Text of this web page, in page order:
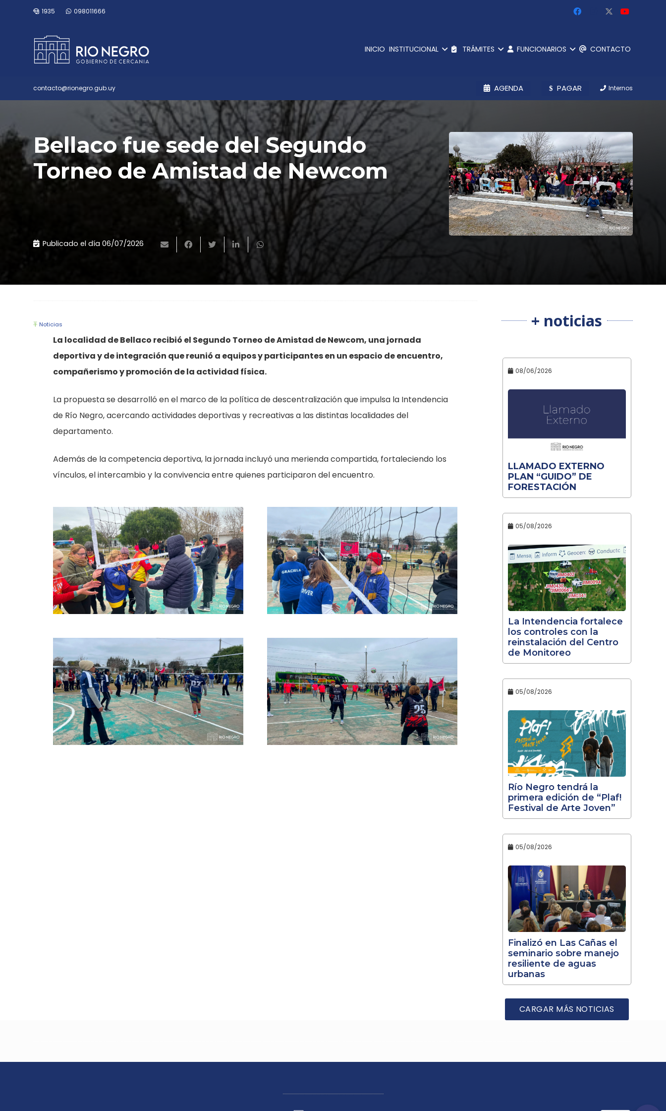
1935 098011666
INICIO INSTITUCIONAL TRÁMITES FUNCIONARIOS CONTACTO
contacto@rionegro.gub.uy AGENDA PAGAR Internos
Bellaco fue sede del Segundo
Torneo de Amistad de Newcom
Publicado el día 06/07/2026
Noticias
La localidad de Bellaco recibió el Segundo Torneo de Amistad de Newcom, una jornada
deportiva y de integración que reunió a equipos y participantes en un espacio de encuentro,
compañerismo y promoción de la actividad física.
La propuesta se desarrolló en el marco de la política de descentralización que impulsa la Intendencia
de Río Negro, acercando actividades deportivas y recreativas a las distintas localidades del
departamento.
Además de la competencia deportiva, la jornada incluyó una merienda compartida, fortaleciendo los
vínculos, el intercambio y la convivencia entre quienes participaron del encuentro.
+ noticias
08/06/2026
LLAMADO EXTERNO
PLAN “GUIDO” DE
FORESTACIÓN
05/08/2026
La Intendencia fortalece
los controles con la
reinstalación del Centro
de Monitoreo
05/08/2026
Río Negro tendrá la
primera edición de “Plaf!
Festival de Arte Joven”
05/08/2026
Finalizó en Las Cañas el
seminario sobre manejo
resiliente de aguas
urbanas
CARGAR MÁS NOTICIAS